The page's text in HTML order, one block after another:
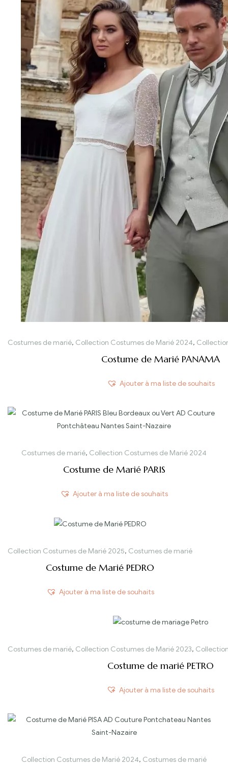
Costumes de marié, Collection Costumes de Marié 2024,
Costume de Marié PANAMA
Ajouter à ma liste de souhaits
Costumes de marié, Collection Costumes de Marié 2024
Costume de Marié PARIS
Ajouter à ma liste de souhaits
Collection Costumes de Marié 2025, Costumes de marié
Costume de Marié PEDRO
Ajouter à ma liste de souhaits
Costumes de marié, Collection Costumes de Marié 2023,
Costume de marié PETRO
Ajouter à ma liste de souhaits
Collection Costumes de Marié 2024, Costumes de marié